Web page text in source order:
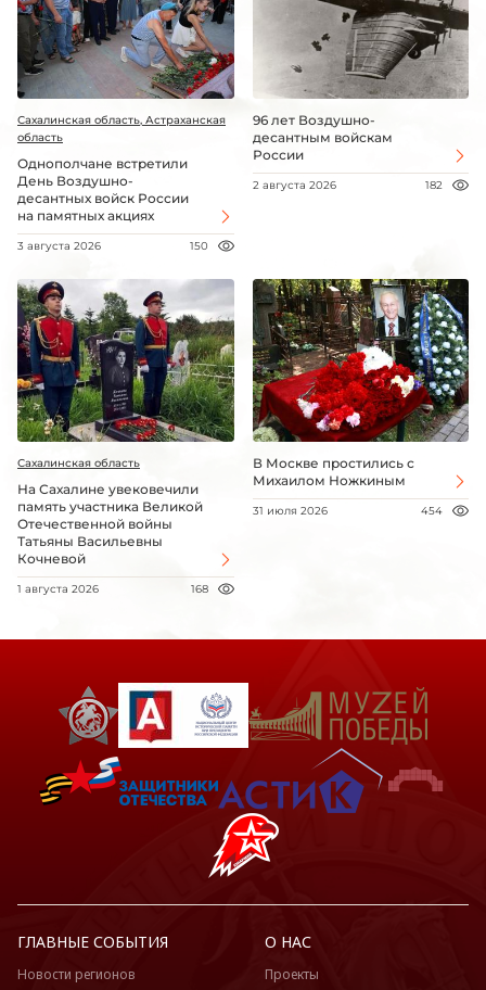
Сахалинская область, Астраханская
область
Однополчане встретили
День Воздушно-
десантных войск России
на памятных акциях
3 августа 2026 150
96 лет Воздушно-
десантным войскам
России
2 августа 2026 182
Сахалинская область
На Сахалине увековечили
память участника Великой
Отечественной войны
Татьяны Васильевны
Кочневой
1 августа 2026 168
В Москве простились с
Михаилом Ножкиным
31 июля 2026 454
ГЛАВНЫЕ СОБЫТИЯ
Новости регионов
О НАС
Проекты